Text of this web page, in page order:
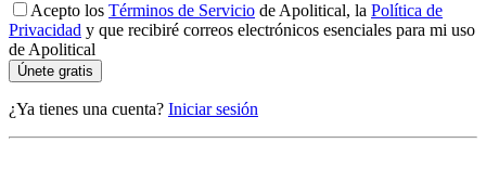
Acepto los Términos de Servicio de Apolitical, la Política de
Privacidad y que recibiré correos electrónicos esenciales para mi uso
de Apolitical
Únete gratis
¿Ya tienes una cuenta? Iniciar sesión